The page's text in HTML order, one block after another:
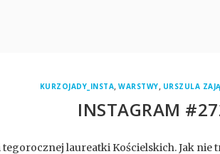
KURZOJADY_INSTA, WARSTWY, URSZULA
INSTAGRAM
laureatki Kościelskich. Jak nie